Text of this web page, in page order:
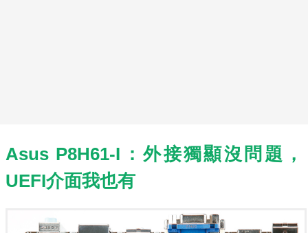
Asus P8H61-I：外接獨顯沒問題，
UEFI介面我也有